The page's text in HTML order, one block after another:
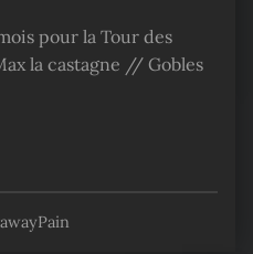
pour la Tour des
la castagne // Gobles